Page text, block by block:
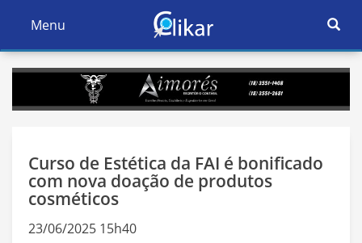
Ativar
Navegação
Menu
Ativar
Curso de Estética da FAI é bonificado
com nova doação de produtos
cosméticos
23/06/2025 15h40